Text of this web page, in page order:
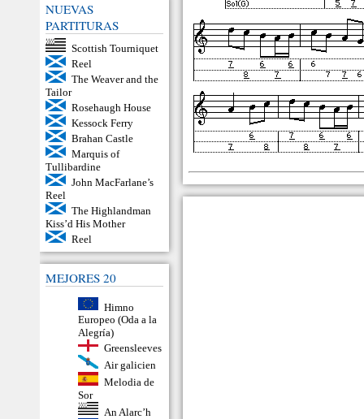
NUEVAS
PARTITURAS
Scottish Tourniquet
Reel
The Weaver and the
Tailor
Rosehaugh House
Kessock Ferry
Brahan Castle
Marquis of
Tullibardine
John MacFarlane’s
Reel
The Highlandman
Kiss’d His Mother
Reel
MEJORES 20
Himno
Europeo (Oda a la
Alegría)
Greensleeves
Air galicien
Melodia de
Sor
An Alarc’h